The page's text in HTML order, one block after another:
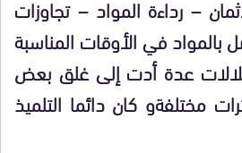
– رداءة المواد – تجاوزات
بالمواد في الأوقات المناسبة
عدة أدت إلى غلق بعض
مختلفةو كان دائما التلميذ